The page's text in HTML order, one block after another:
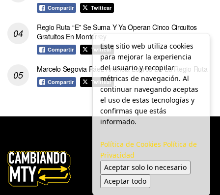
Compartir Twittear
Regio Ruta “E” Se Suma Y Ya Operan Cinco Circuitos
Gratuitos En Monterrey
Compartir Twittear
Marcelo Segovia Páez Anuncia Logros De La Regio Ruta
Compartir Twittear
Este sitio web utiliza cookies
para mejorar la experiencia
del usuario y recopilar
métricas de navegación. Al
continuar navegando aceptas
el uso de estas tecnologías y
confirmas que estás
informado.
Política de Cookies Política de
Privacidad
Aceptar solo lo necesario
Aceptar todo